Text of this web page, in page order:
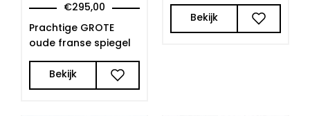
€295,00
Prachtige GROTE
oude franse spiegel
Bekijk
Bekijk